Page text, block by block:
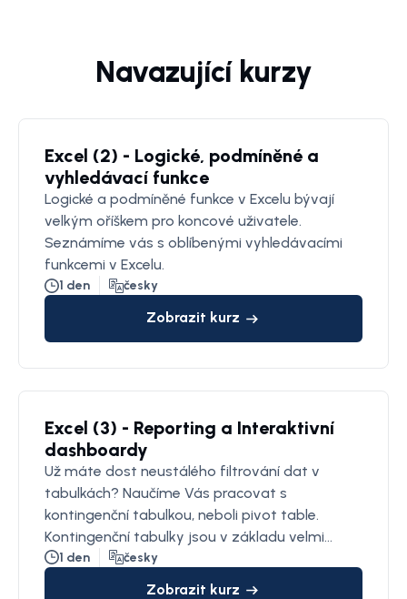
Navazující kurzy
Excel (2) - Logické, podmíněné a
vyhledávací funkce
Logické a podmíněné funkce v Excelu bývají
velkým oříškem pro koncové uživatele.
Seznámíme vás s oblíbenými vyhledávacími
funkcemi v Excelu.
1 den česky
Zobrazit kurz
Excel (3) - Reporting a Interaktivní
dashboardy
Už máte dost neustálého filtrování dat v
tabulkách? Naučíme Vás pracovat s
kontingenční tabulkou, neboli pivot table.
Kontingenční tabulky jsou v základu velmi
efektivním nástrojem, a přesto obsahují
mnoho utajených funkcí. Z kontingenčních
1 den česky
Zobrazit kurz